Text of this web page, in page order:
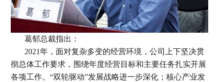
葛郁总裁指出：
2021年，面对复杂多变的经营环境，公司上下坚决贯
彻总体工作要求，围绕年度经营目标和主要任务扎实开展
各项工作。“双轮驱动”发展战略进一步深化；核心产业发